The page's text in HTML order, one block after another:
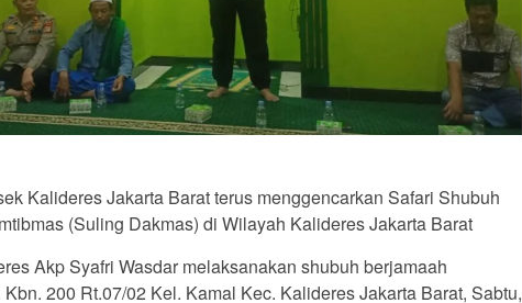
Kalideres Jakarta Barat terus menggencarkan Safari Shubuh
(Suling Dakmas) di Wilayah Kalideres Jakarta Barat
Akp Syafri Wasdar melaksanakan shubuh berjamaah
200 Rt.07/02 Kel. Kamal Kec. Kalideres Jakarta Barat, Sabtu,